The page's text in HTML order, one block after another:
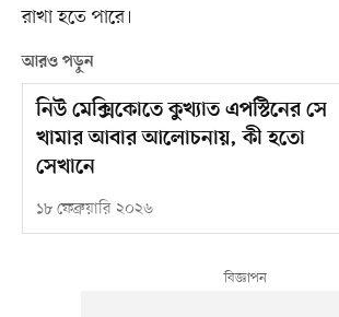
রাখা হতে পারে।
আরও পড়ুন
নিউ মেক্সিকোতে কুখ্যাত এপস্টিনের সে
খামার আবার আলোচনায়, কী হতো
সেখানে
১৮ ফেব্রুয়ারি ২০২৬